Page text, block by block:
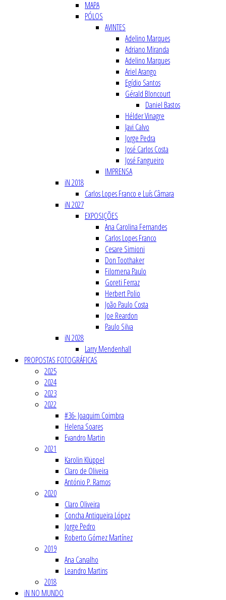
MAPA
PÓLOS
AVINTES
Adelino Marques
Adriano Miranda
Adelino Marques
Ariel Arango
Egídio Santos
Gérald Bloncourt
Daniel Bastos
Hélder Vinagre
Javi Calvo
Jorge Pedra
José Carlos Costa
José Fangueiro
IMPRENSA
iN 2018
Carlos Lopes Franco e Luís Câmara
iN 2027
EXPOSIÇÕES
Ana Carolina Fernandes
Carlos Lopes Franco
Cesare Simioni
Don Toothaker
Filomena Paulo
Goreti Ferraz
Herbert Polio
João Paulo Costa
Joe Reardon
Paulo Silva
iN 2028
Larry Mendenhall
PROPOSTAS FOTOGRÁFICAS
2025
2024
2023
2022
#36- Joaquim Coimbra
Helena Soares
Evandro Martin
2021
Karolin Klüppel
Claro de Oliveira
António P. Ramos
2020
Claro Oliveira
Concha Antiqueira López
Jorge Pedro
Roberto Gómez Martínez
2019
Ana Carvalho
Leandro Martins
2018
iN NO MUNDO